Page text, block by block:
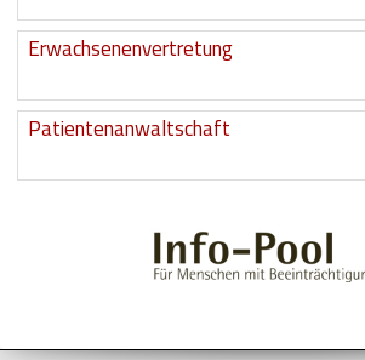
Erwachsenenvertretung
Patientenanwaltschaft
Gesetze und Verordnungen
Gesundheitliche Rehabilitation
Hilfsmittel und Heilbehelfe
Kindheit und Jugend
Selbsthilfe und Selbstvertretung